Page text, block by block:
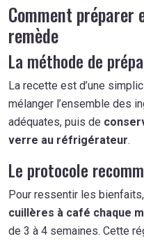
Comment préparer
remède
La méthode de
La recette est d’une
mélanger l’ensemble des
adéquates, puis de
verre au réfrigérateur.
Le protocole
Pour ressentir les
cuillères à café chaque
de 3 à 4 semaines. Cette